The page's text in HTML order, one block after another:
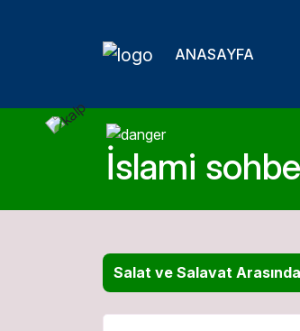
ANASAYFA
İslami
Salat ve Salavat